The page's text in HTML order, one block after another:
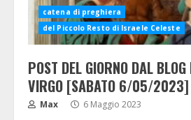
catena di preghiera
del Piccolo Resto di Israele Celeste
POST DEL GIORNO DAL BLOG
VIRGO [SABATO 6/05/2023]
Max 6 Maggio 2023